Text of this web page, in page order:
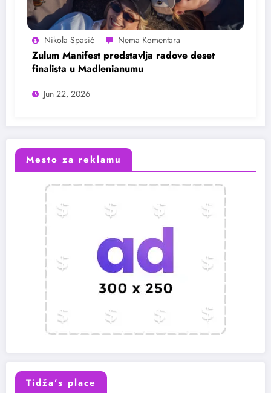
Nikola Spasić
Zulum Manifest predstavlja radove deset
finalista u Madlenianumu
Jun 22, 2026
Mesto za reklamu
Tidža’s place